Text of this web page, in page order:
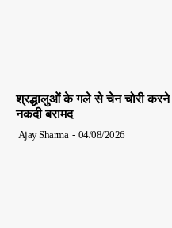
श्रद्धालुओं के गले से चेन चोरी करने
नकदी बरामद
Ajay Sharma - 04/08/2026